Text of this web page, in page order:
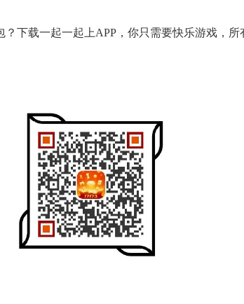
？下载一起一起上APP，你只需要快乐游戏，所